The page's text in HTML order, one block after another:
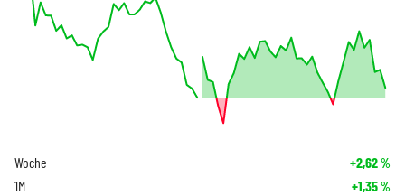
Woche +2,62%
1M +1,35%